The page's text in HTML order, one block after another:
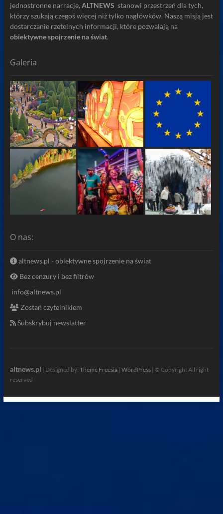
jednostronne narracje, ALTNEWS stanowi przestrzeń dla tych,
którzy szukają czegoś więcej niż tylko nagłówków. Naszą misją jest
dostarczanie rzetelnych informacji, które pozwalają na
obiektywne spojrzenie na świat.
Galeria
O nas:
altnews.pl - obiektywne spojrzenie na świat
Bez cenzury i bez filtrów
info@altnews.pl
Zostań czytelnikiem
Subskrybuj newslatter
altnews.pl | Designed by: Theme Freesia| WordPress| © Copyright All right
reserved